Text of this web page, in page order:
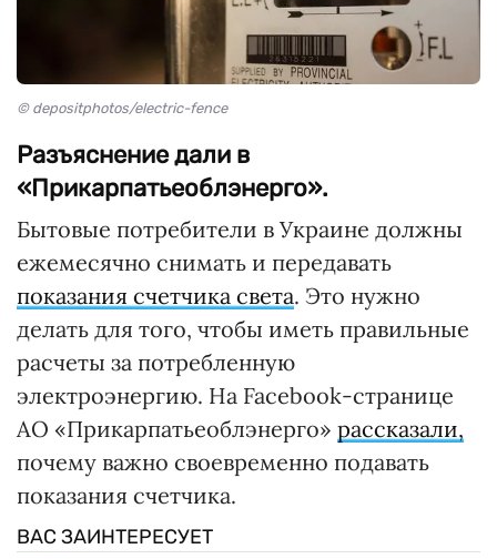
© depositphotos/electric-fence
Разъяснение дали в
«Прикарпатьеоблэнерго».
Бытовые потребители в Украине должны
ежемесячно снимать и передавать
показания счетчика света. Это нужно
делать для того, чтобы иметь правильные
расчеты за потребленную
электроэнергию. На Facebook-странице
АО «Прикарпатьеоблэнерго» рассказали,
почему важно своевременно подавать
показания счетчика.
ВАС ЗАИНТЕРЕСУЕТ